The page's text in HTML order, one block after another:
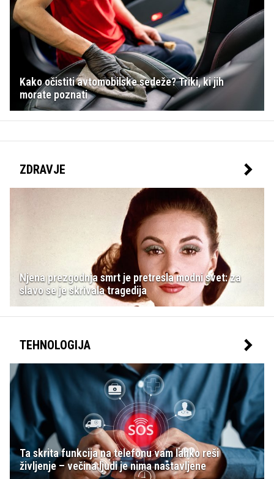
Kako očistiti avtomobilske sedeže? Triki, ki jih
morate poznati
ZDRAVJE
Njena prezgodnja smrt je pretresla modni svet: za
slavo se je skrivala tragedija
TEHNOLOGIJA
Ta skrita funkcija na telefonu vam lahko reši
življenje – večina ljudi je nima nastavljene